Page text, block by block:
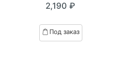
out
based
on
2,190 ₽
Под заказ